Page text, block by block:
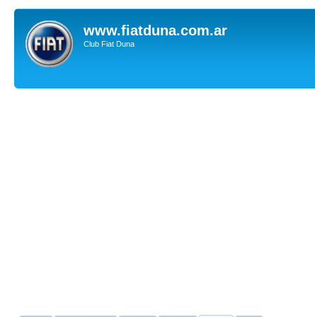
www.fiatduna.com.ar
Club Fiat Duna